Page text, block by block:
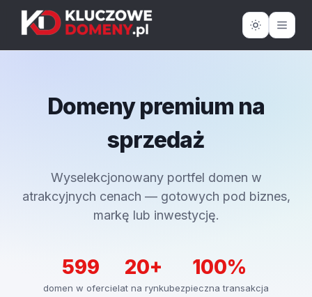
Domeny premium na
sprzedaż
Wyselekcjonowany portfel domen w
atrakcyjnych cenach — gotowych pod biznes,
markę lub inwestycję.
599
domen w ofercie
20+
lat na rynku
100%
bezpieczna transakcja